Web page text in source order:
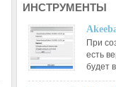
ИНСТРУМЕНТЫ
При
есть
будет